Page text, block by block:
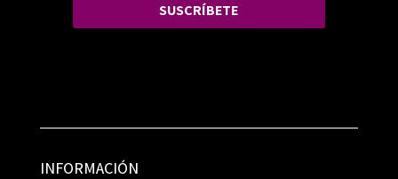
SUSCRÍBETE
INFORMACIÓN